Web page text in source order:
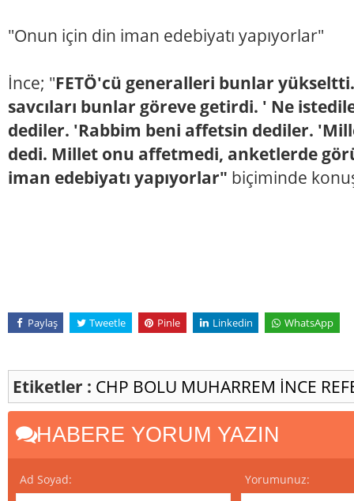
"Onun için din iman edebiyatı yapıyorlar"
İnce; "FETÖ'cü generalleri bunlar
savcıları bunlar göreve getirdi. ' Ne
dediler. 'Rabbim beni affetsin dediler.
dedi. Millet onu affetmedi, anketlerde
iman edebiyatı yapıyorlar" biçiminde
Paylaş Tweetle Pinle Linkedin WhatsApp
Etiketler : CHP BOLU MUHARREM İNCE
HABERE YORUM YAZIN
Ad Soyad: Yorumunuz: